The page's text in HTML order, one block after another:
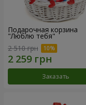
Подарочная корзина
"Люблю тебя"
2 510 грн
Заказать